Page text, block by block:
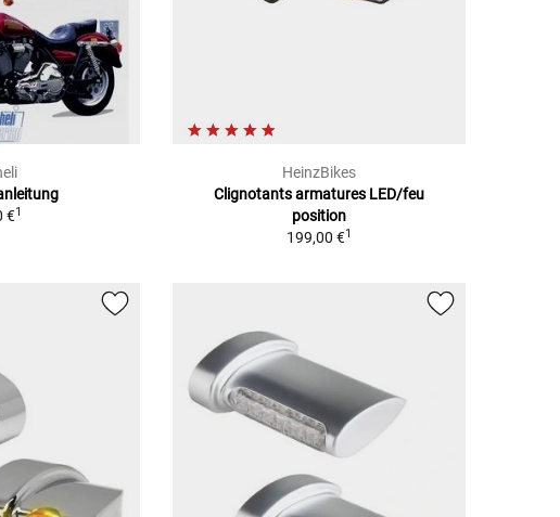
€1
HeinzBikes
Clignotants armatures LED/feu
position
199,00 €1